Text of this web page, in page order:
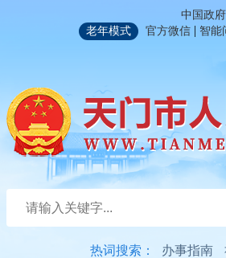
中国政府
老年模式
官方微信 | 智能
热词搜索： 办事指南